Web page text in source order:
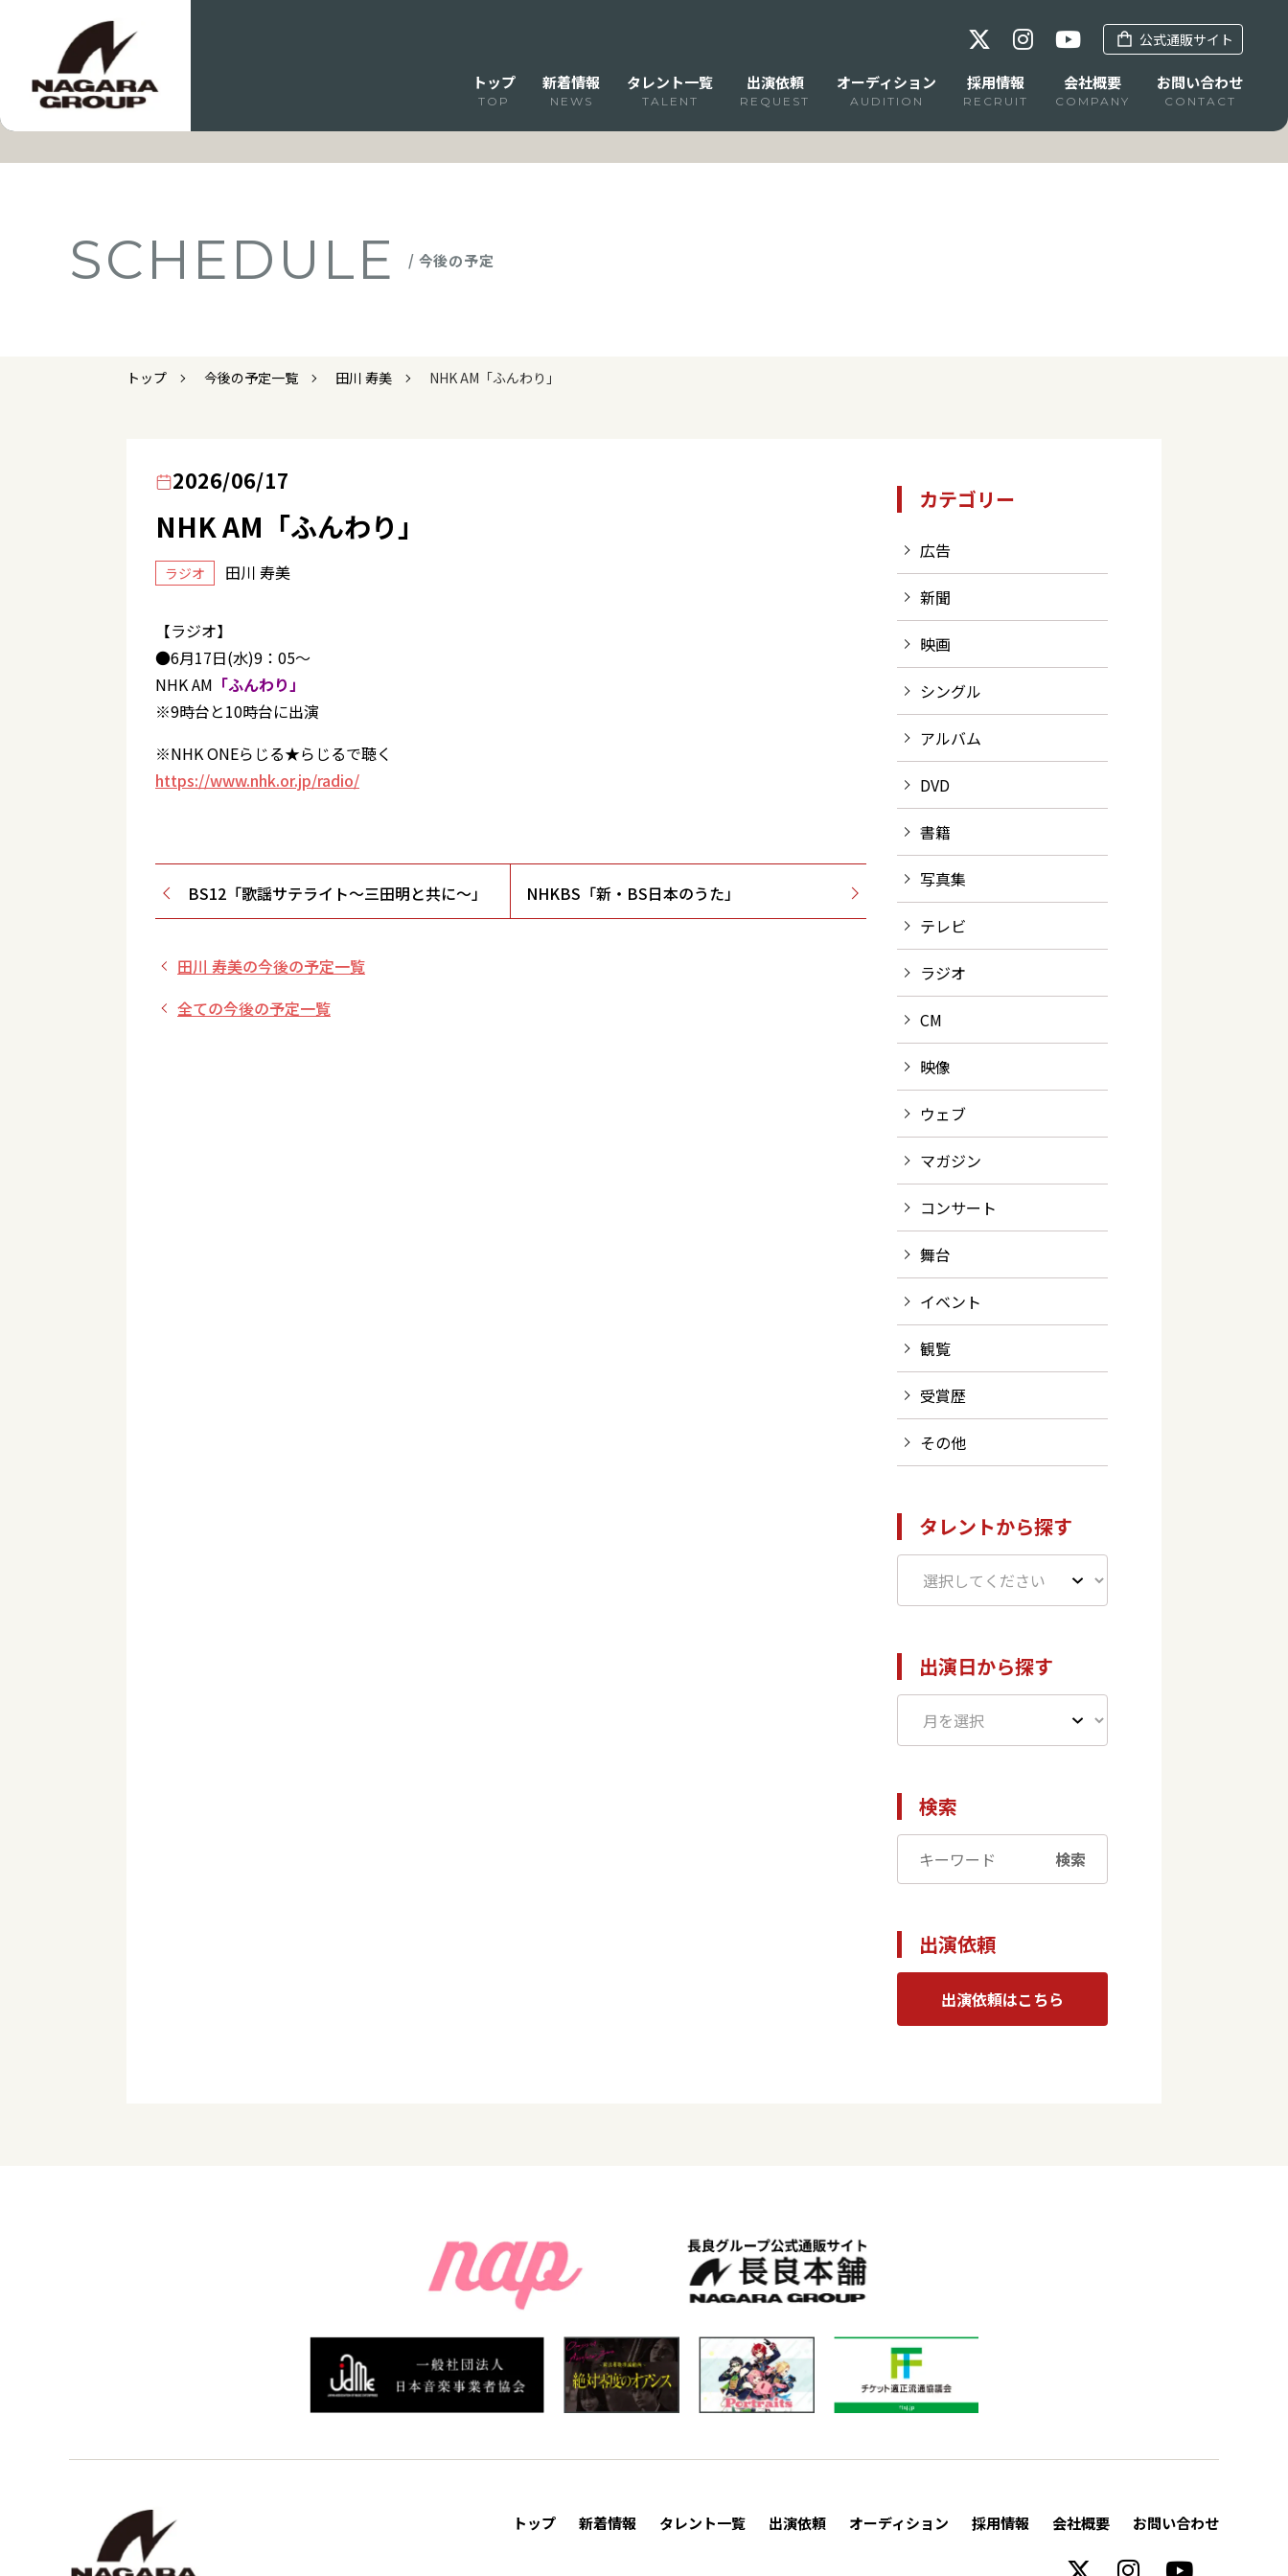
公式通販サイト
トップ
TOP
新着情報
NEWS
タレント一覧
TALENT
出演依頼
REQUEST
オーディション
AUDITION
採用情報
RECRUIT
会社概要
COMPANY
お問い合わせ
CONTACT
SCHEDULE / 今後の予定
トップ 今後の予定一覧 田川 寿美 NHK AM「ふんわり」
2026/06/17
NHK AM「ふんわり」
ラジオ 田川 寿美
【ラジオ】
●6月17日(水)9：05～
NHK AM 「ふんわり」
※9時台と10時台に出演
※NHK ONEらじる★らじるで聴く
https://www.nhk.or.jp/radio/
BS12「歌謡サテライト～三田明と共に～」 NHKBS「新・BS日本のうた」
田川 寿美の今後の予定一覧
全ての今後の予定一覧
カテゴリー
広告
新聞
映画
シングル
アルバム
DVD
書籍
写真集
テレビ
ラジオ
CM
映像
ウェブ
マガジン
コンサート
舞台
イベント
観覧
受賞歴
その他
タレントから探す
出演日から探す
検索
検索
出演依頼
出演依頼はこちら
トップ 新着情報 タレント一覧 出演依頼 オーディション 採用情報 会社概要 お問い合わせ